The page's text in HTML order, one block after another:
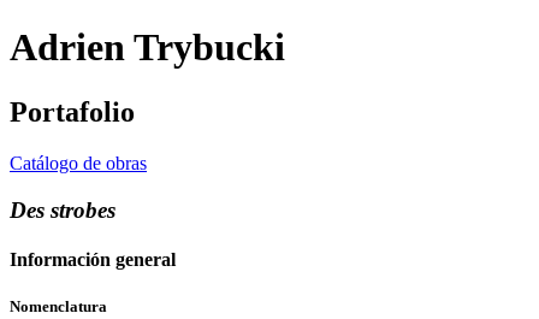
AdrienTrybucki
Portafolio
Catálogo de obras
Des strobes
Información general
Nomenclatura